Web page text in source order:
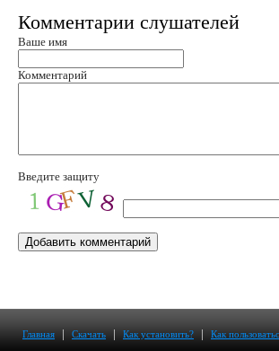
Комментарии слушателей
Ваше имя
Комментарий
Введите защиту
Главная | Скачать | Как установить? | Как